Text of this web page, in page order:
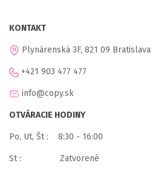
KONTAKT
Plynárenská 3F, 821 09 Bratislava
+421 903 477 477
info@copy.sk
OTVÁRACIE HODINY
Po, Ut, Št : 8:30 - 16:00
St : Zatvorené